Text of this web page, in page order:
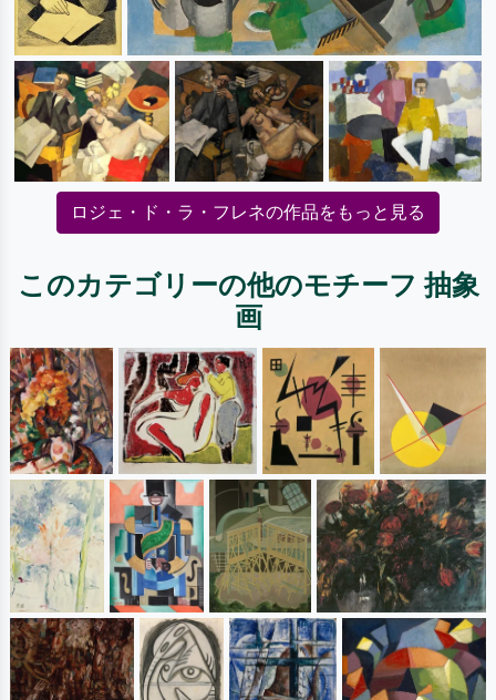
ロジェ・ド・ラ・フレネの作品をもっと見る
このカテゴリーの他のモチーフ 抽象
画